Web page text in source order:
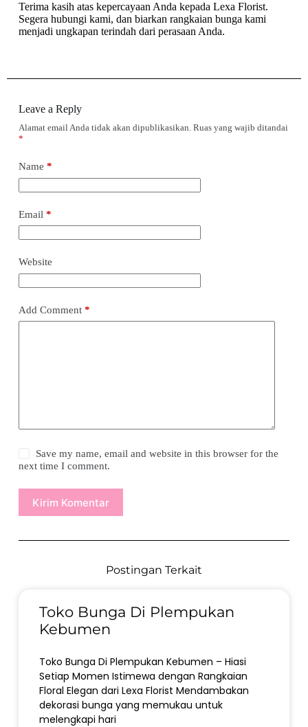
Terima kasih atas kepercayaan Anda kepada Lexa Florist.
Segera hubungi kami, dan biarkan rangkaian bunga kami
menjadi ungkapan terindah dari perasaan Anda.
Leave a Reply
Alamat email Anda tidak akan dipublikasikan. Ruas yang wajib ditandai
*
Name *
Email *
Website
Add Comment*
Save my name, email and website in this browser for the
next time I comment.
Kirim Komentar
Postingan Terkait
Toko Bunga Di Plempukan
Kebumen
Toko Bunga Di Plempukan Kebumen – Hiasi
Setiap Momen Istimewa dengan Rangkaian
Floral Elegan dari Lexa Florist Mendambakan
dekorasi bunga yang memukau untuk
melengkapi hari